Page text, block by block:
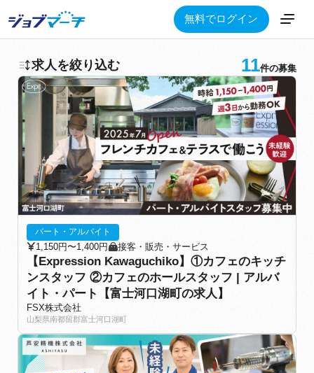
無料でログイン
求人を絞り込む 11件の募集
パート・アルバイト
1,150円〜1,400円 接客・販売・サービス
【Expression Kawaguchiko】①カフェのキッチ
ンスタッフ ②カフェのホールスタッフ | アルバ
イト・パート【富士河口湖町の求人】
FSX株式会社
山梨県南都留郡富士河口湖町